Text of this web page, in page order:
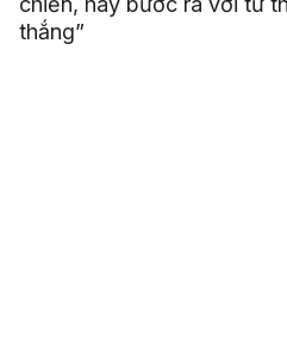
thắng”